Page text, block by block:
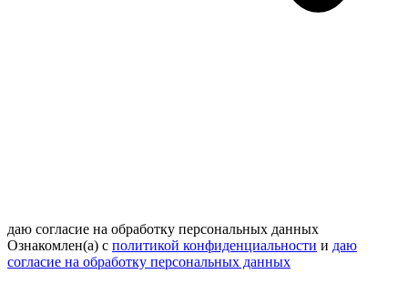
даю согласие на обработку персональных данных
Ознакомлен(а) с политикой конфиденциальности и даю
согласие на обработку персональных данных